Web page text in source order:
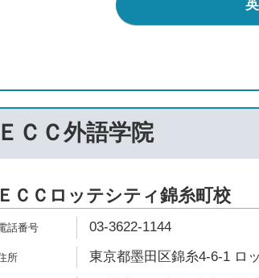
ＥＣＣ外語学院
ＥＣＣロッテシティ錦糸町校
03-3622-1144
東京都墨田区錦糸4-6-1 ロ